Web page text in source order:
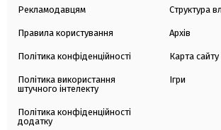
Рекламодавцям
Правила користування
Політика конфіденційності
Політика використання
штучного інтелекту
Політика конфіденційності
додатку
Структура
Архів
Карта сайту
Ігри